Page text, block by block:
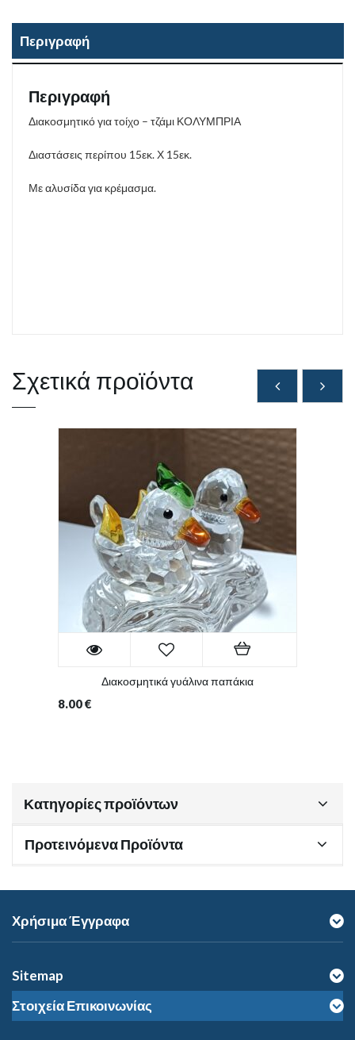
Περιγραφή
Περιγραφή
Διακοσμητικό για τοίχο – τζάμι ΚΟΛΥΜΠΡΙΑ
Διαστάσεις περίπου 15εκ. Χ 15εκ.
Με αλυσίδα για κρέμασμα.
Σχετικά προϊόντα
Διακοσμητικά γυάλινα παπάκια
8.00€
Κατηγορίες προϊόντων
Προτεινόμενα Προϊόντα
Χρήσιμα Έγγραφα
Sitemap
Στοιχεία Επικοινωνίας